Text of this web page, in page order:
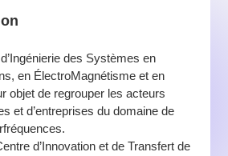
des Systèmes en
en ÉlectroMagnétisme et en
objet de regrouper les acteurs
et d’entreprises du domaine de
d’Innovation et de Transfert de